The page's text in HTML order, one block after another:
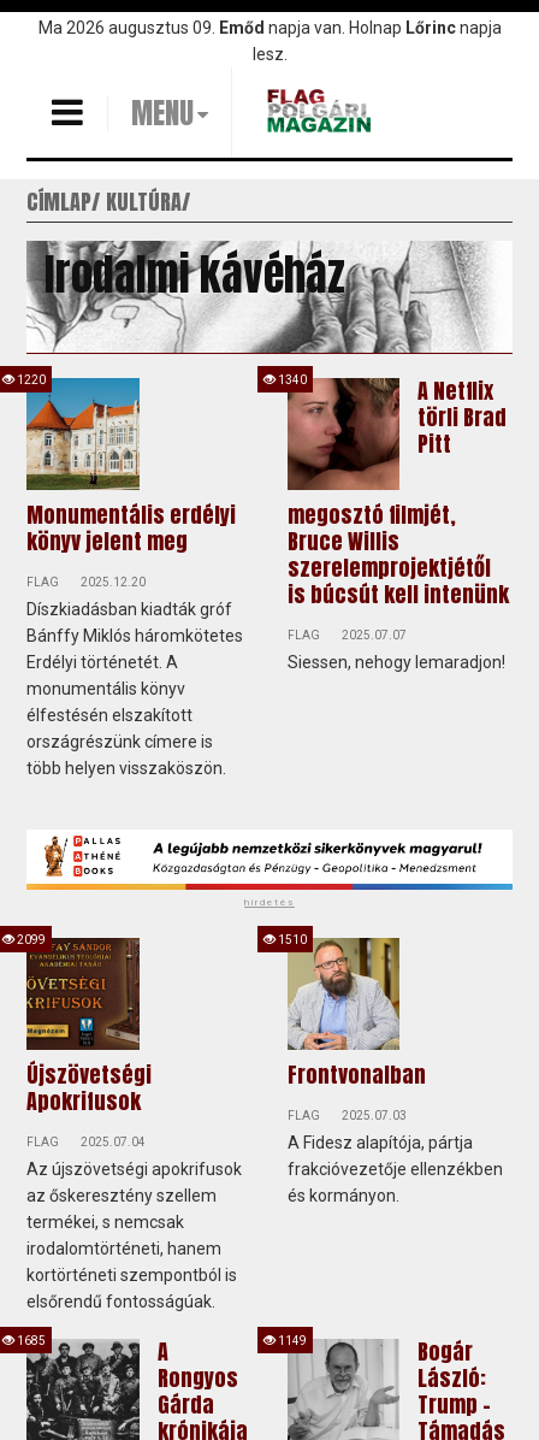
UgrásMa 2026 augusztus 09. Emőd napja van. Holnap Lőrincnapja
lesz.
MENU
CÍMLAP KULTÚRA
Irodalmi kávéház
Monumentális erdélyi
könyv jelent meg
FLAG 2025.12.20
Díszkiadásban kiadták gróf
Bánffy Miklós háromkötetes
Erdélyi történetét. A
monumentális könyv
élfestésén elszakított
országrészünk címere is
több helyen visszaköszön.
1220
A Netflix
törli Brad
Pitt
megosztó filmjét,
Bruce Willis
szerelemprojektjétől
is búcsút kell intenünk
FLAG 2025.07.07
Siessen, nehogy lemaradjon!
1340
hirdetés
Újszövetségi
Apokrifusok
FLAG 2025.07.04
Az újszövetségi apokrifusok
az őskeresztény szellem
termékei, s nemcsak
irodalomtörténeti, hanem
kortörténeti szempontból is
elsőrendű fontosságúak.
2099
Frontvonalban
FLAG 2025.07.03
A Fidesz alapítója, pártja
frakcióvezetője ellenzékben
és kormányon.
1510
A
Rongyos
Gárda
krónikája
1685
Bogár
László:
Trump -
Támadás
1149